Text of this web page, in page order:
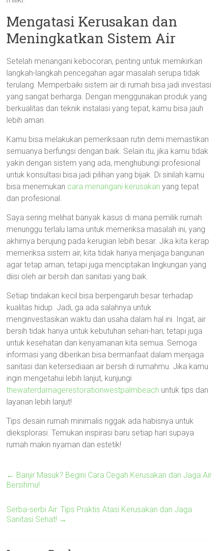
Mengatasi Kerusakan dan
Meningkatkan Sistem Air
Setelah menangani kebocoran, penting untuk memikirkan
langkah-langkah pencegahan agar masalah serupa tidak
terulang. Memperbaiki sistem air di rumah bisa jadi investasi
yang sangat berharga. Dengan menggunakan produk yang
berkualitas dan teknik instalasi yang tepat, kamu bisa jauh
lebih aman.
Kamu bisa melakukan pemeriksaan rutin demi memastikan
semuanya berfungsi dengan baik. Selain itu, jika kamu tidak
yakin dengan sistem yang ada, menghubungi profesional
untuk konsultasi bisa jadi pilihan yang bijak. Di sinilah kamu
bisa menemukan cara menangani kerusakan yang tepat
dan profesional.
Saya sering melihat banyak kasus di mana pemilik rumah
menunggu terlalu lama untuk memeriksa masalah ini, yang
akhirnya berujung pada kerugian lebih besar. Jika kita kerap
memeriksa sistem air, kita tidak hanya menjaga bangunan
agar tetap aman, tetapi juga menciptakan lingkungan yang
diisi oleh air bersih dan sanitasi yang baik.
Setiap tindakan kecil bisa berpengaruh besar terhadap
kualitas hidup. Jadi, ga ada salahnya untuk
menginvestasikan waktu dan usaha dalam hal ini. Ingat, air
bersih tidak hanya untuk kebutuhan sehari-hari, tetapi juga
untuk kesehatan dan kenyamanan kita semua. Semoga
informasi yang diberikan bisa bermanfaat dalam menjaga
sanitasi dan ketersediaan air bersih di rumahmu. Jika kamu
ingin mengetahui lebih lanjut, kunjungi
thewaterdamagerestorationwestpalmbeach untuk tips dan
layanan lebih lanjut!
Tips desain rumah minimalis nggak ada habisnya untuk
dieksplorasi. Temukan inspirasi baru setiap hari supaya
rumah makin nyaman dan estetik!
← Banjir Masuk? Begini Cara Cegah Kerusakan dan Jaga Air
Bersihmu!
Serba-serbi Air: Tips Praktis Atasi Kerusakan dan Jaga
Sanitasi Sehat! →